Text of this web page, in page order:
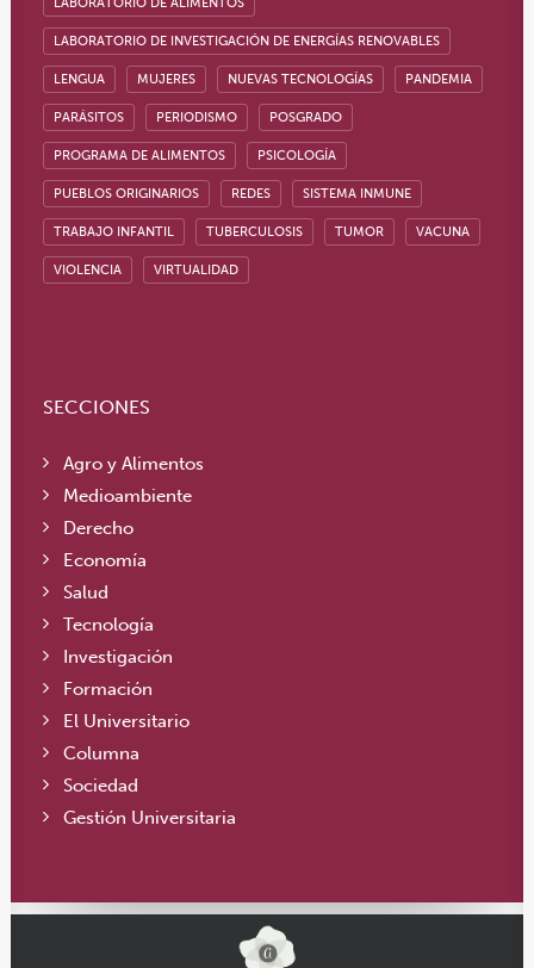
LABORATORIO DE INVESTIGACIÓN DE ENERGÍAS RENOVABLES
LENGUA MUJERES NUEVAS TECNOLOGÍAS PANDEMIA
PARÁSITOS PERIODISMO POSGRADO
PROGRAMA DE ALIMENTOS PSICOLOGÍA
PUEBLOS ORIGINARIOS REDES SISTEMA INMUNE
TRABAJO INFANTIL TUBERCULOSIS TUMOR VACUNA
VIOLENCIA VIRTUALIDAD
SECCIONES
Agro y Alimentos
Medioambiente
Derecho
Economía
Salud
Tecnología
Investigación
Formación
El Universitario
Columna
Sociedad
Gestión Universitaria